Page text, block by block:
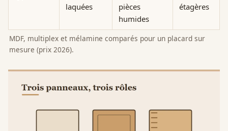
laquées
pièces
humides
étagères
MDF, multiplex et mélamine comparés pour un placard sur
mesure (prix 2026).